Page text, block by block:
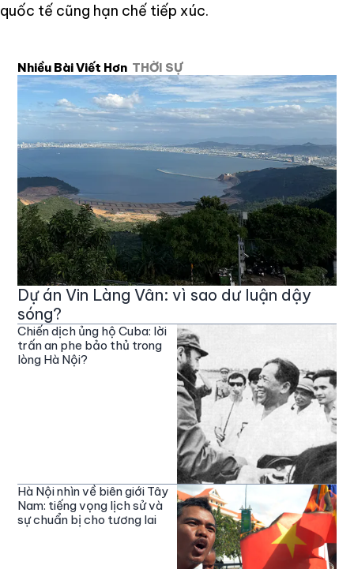
quốc tế cũng hạn chế tiếp xúc.
Nhiều Bài Viết Hơn THỜI SỰ
Dự án Vin Làng Vân: vì sao dư luận dậy
sóng?
Chiến dịch ủng hộ Cuba: lời
trấn an phe bảo thủ trong
lòng Hà Nội?
Hà Nội nhìn về biên giới Tây
Nam: tiếng vọng lịch sử và
sự chuẩn bị cho tương lai